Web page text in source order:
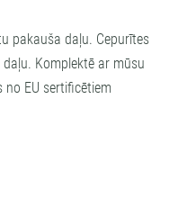
pakauša daļu. Cepurītes
Komplektē ar mūsu
EU sertificētiem